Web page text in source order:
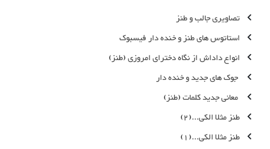
تصاویری جالب و طنز
استاتوس های طنز و خنده دار فیسبوک
انواع داداش از نگاه دخترای امروزی (طنز)
جوک های جدید و خنده دار
معانی جدید کلمات (طنز)
طنز مثلا الکی...(2)
طنز مثلا الکی...(1)